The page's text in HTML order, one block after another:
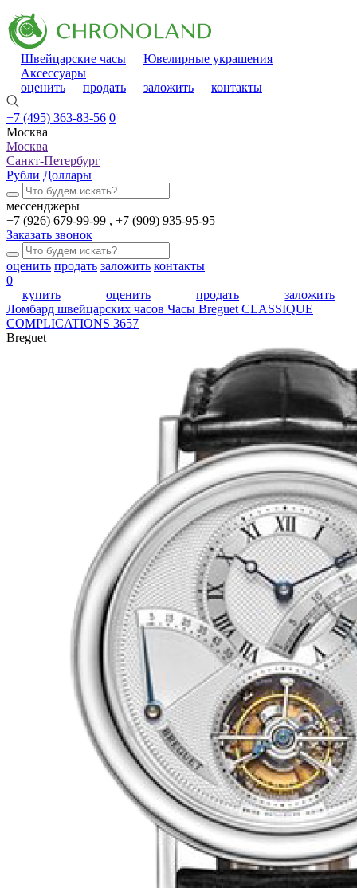
Швейцарские часы
Ювелирные украшения
Аксессуары
оценить
продать заложить контакты
+7 (495) 363-83-56 0
Москва
Москва
Санкт-Петербург
Рубли Доллары
мессенджеры
+7 (926) 679-99-99
+7 (909) 935-95-95
Заказать звонок
оценить продать заложить контакты
0
купить
оценить продать
заложить
Ломбард швейцарских часов Часы Breguet CLASSIQUE
COMPLICATIONS 3657
Breguet